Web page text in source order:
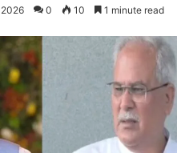
0 10 1 minute read